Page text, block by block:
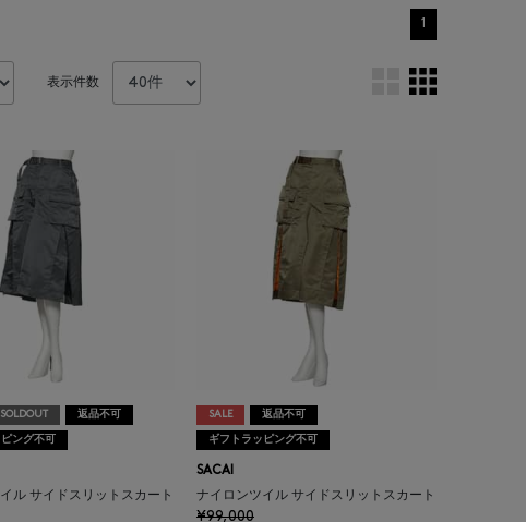
1
表示件数
SOLDOUT 返品不可
ング不可
ル サイドスリットスカート
SALE 返品不可
ギフトラッピング不可
SACAI
ナイロンツイル サイドスリットスカート
¥99,000